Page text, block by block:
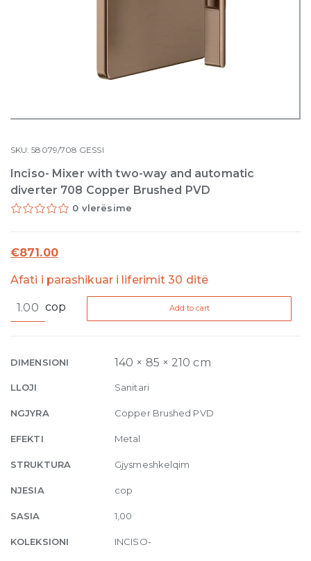
SKU:58079/708 GESSI
Inciso- Mixer with two-way and automatic
diverter 708 Copper Brushed PVD
0 vlerësime
€871.00
Afati i parashikuar i liferimit 30 ditë
Mixer
way
automatic
diverter
Copper
Brushed
quantity
cop Add to cart
DIMENSIONI 140 × 85 × 210 cm
LLOJI Sanitari
NGJYRA Copper Brushed PVD
EFEKTI Metal
STRUKTURA Gjysmeshkelqim
NJESIA cop
SASIA 1,00
KOLEKSIONI INCISO-